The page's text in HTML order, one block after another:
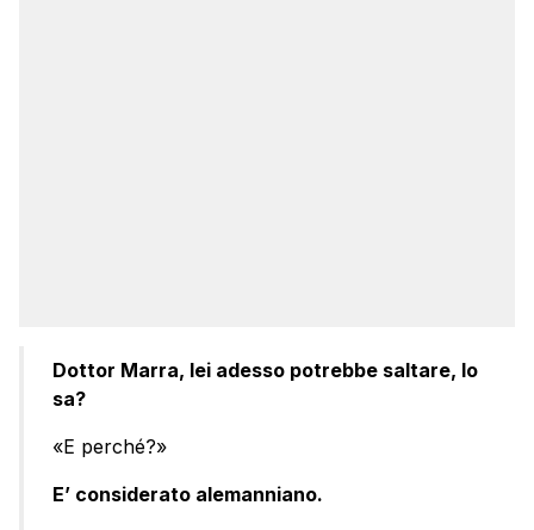
Dottor Marra, lei adesso potrebbe saltare, lo
sa?
«E perché?»
E’ considerato alemanniano.